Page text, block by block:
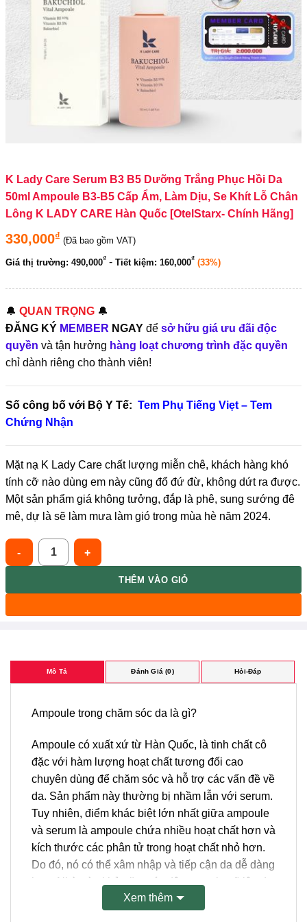
K Lady Care Serum B3 B5 Dưỡng Trắng Phục Hồi Da
50ml Ampoule B3-B5 Cấp Ẩm, Làm Dịu, Se Khít Lỗ Chân
Lông K LADY CARE Hàn Quốc [OtelStarx- Chính Hãng]
330,000₫ (Đã bao gồm VAT)
Giá thị trường: 490,000₫ - Tiết kiệm: 160,000₫ (33%)
🔔 QUAN TRỌNG 🔔
ĐĂNG KÝ MEMBER NGAY để sở hữu giá ưu đãi độc
quyền và tận hưởng hàng loạt chương trình đặc quyền
chỉ dành riêng cho thành viên!
Số công bố với Bộ Y Tế: Tem Phụ Tiếng Viẹt – Tem
Chứng Nhận
Mặt nạ K Lady Care chất lượng miễn chê, khách hàng khó
tính cỡ nào dùng em này cũng đổ đứ đừ, không dứt ra được.
Một sản phẩm giá không tưởng, đắp là phê, sung sướng đê
mê, dự là sẽ làm mưa làm gió trong mùa hè năm 2024.
K Lady Care Serum B3 B5 Dưỡng Trắng Phục Hồi Da 50ml
THÊM VÀO GIỎ
Mô Tả Đánh Giá (0) Hỏi-Đáp
Ampoule trong chăm sóc da là gì?
Ampoule có xuất xứ từ Hàn Quốc, là tinh chất cô
đặc với hàm lượng hoạt chất tương đối cao
chuyên dùng để chăm sóc và hỗ trợ các vấn đề về
da. Sản phẩm này thường bị nhầm lẫn với serum.
Tuy nhiên, điểm khác biệt lớn nhất giữa ampoule
và serum là ampoule chứa nhiều hoạt chất hơn và
kích thước các phân tử trong hoạt chất nhỏ hơn.
Do đó, nó có thể xâm nhập và tiếp cận da dễ dàng
hơn. Nhờ vào khả năng tác động mạnh mẽ lên da,
ampoule được coi là vũ khí bí mật để giữ chân
Xem thêm